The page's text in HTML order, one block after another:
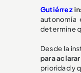
Gutiérrez
autonomía
determine
Desde la
para
prioridad y